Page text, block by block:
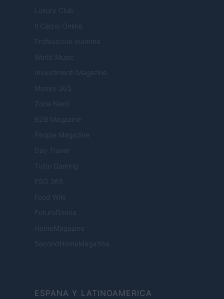
Luxury Club
Il Calcio Online
Professione mamma
World Music
Investimenti Magazine
Money 365
Zona Nerd
B2B Magazine
People Magazine
Day Travel
Tutto Gaming
ESG 365
Food Wiki
FuturoDonna
HomeMagazine
SecondHomeMagazine
ESPANA Y LATINOAMERICA